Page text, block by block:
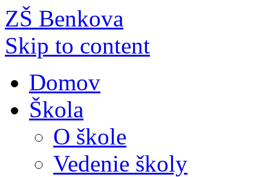
ZŠ Benkova
Skip to content
Domov
Škola
O škole
Vedenie školy